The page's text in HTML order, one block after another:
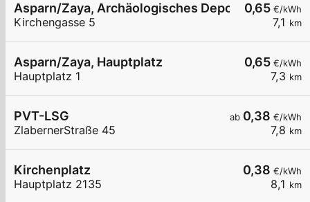
0,65 €/kWh
7,1 km
Asparn/Zaya, Archäologisches Depot
Kirchengasse 5
0,65 €/kWh
7,3 km
Asparn/Zaya, Hauptplatz
Hauptplatz 1
ab 0,38 €/kWh
7,8 km
PVT-LSG
ZlabernerStraße 45
0,38 €/kWh
8,1 km
Kirchenplatz
Hauptplatz 2135